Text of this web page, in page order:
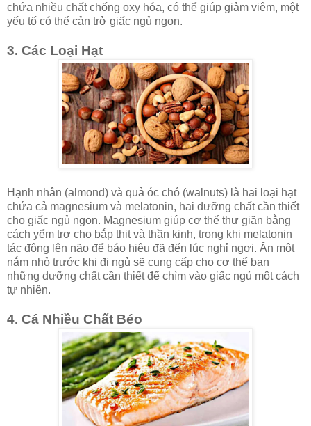
chứa nhiều chất chống oxy hóa, có thể giúp giảm viêm, một
yếu tố có thể cản trở giấc ngủ ngon.
3. Các Loại Hạt
Hạnh nhân (almond) và quả óc chó (walnuts) là hai loại hạt
chứa cả magnesium và melatonin, hai dưỡng chất cần thiết
cho giấc ngủ ngon. Magnesium giúp cơ thể thư giãn bằng
cách yểm trợ cho bắp thịt và thần kinh, trong khi melatonin
tác động lên não để báo hiệu đã đến lúc nghỉ ngơi. Ăn một
nắm nhỏ trước khi đi ngủ sẽ cung cấp cho cơ thể bạn
những dưỡng chất cần thiết để chìm vào giấc ngủ một cách
tự nhiên.
4. Cá Nhiều Chất Béo